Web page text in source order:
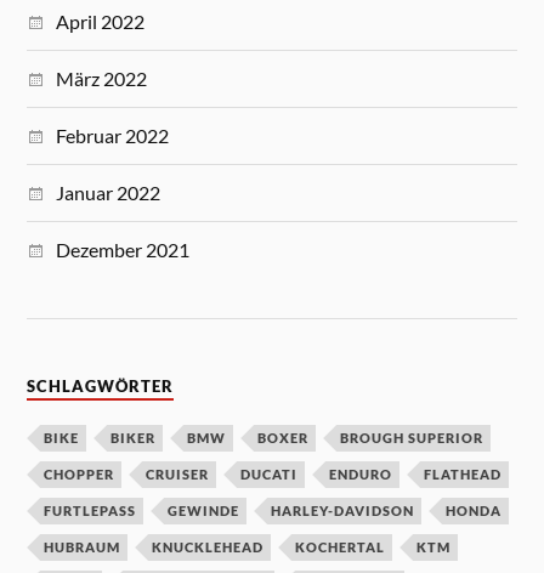
April 2022
März 2022
Februar 2022
Januar 2022
Dezember 2021
SCHLAGWÖRTER
BIKE BIKER BMW BOXER BROUGH SUPERIOR
CHOPPER CRUISER DUCATI ENDURO FLATHEAD
FURTLEPASS GEWINDE HARLEY-DAVIDSON HONDA
HUBRAUM KNUCKLEHEAD KOCHERTAL KTM